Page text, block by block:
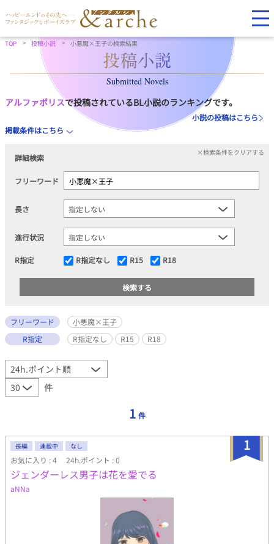
TOP 投稿小説 小悪魔×王子の検索結果
Submitted Novels
アルファポリスで投稿されているBL小説のランキングです。
小説の投稿はこちら
掲載条件はこちら
詳細検索
×検索条件をクリアする
フリーワード
長さ
進行状況
R指定 R指定なし R15 R18
フリーワード
小悪魔×王子
R指定
R指定なし R15 R18
件
1 件
1
長編 連載中 なし
お気に入り : 4 24h.ポイント : 0
ジェンダーレス男子は花を愛でる
aNNa